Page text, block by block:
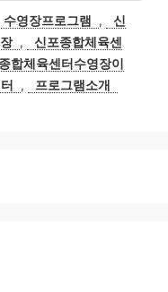
수영장프로그램 ,
신
,
신포종합체육센
합체육센터수영장이
, 프로그램소개